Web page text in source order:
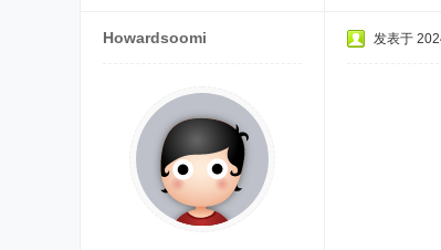
Howardsoomi 发表于